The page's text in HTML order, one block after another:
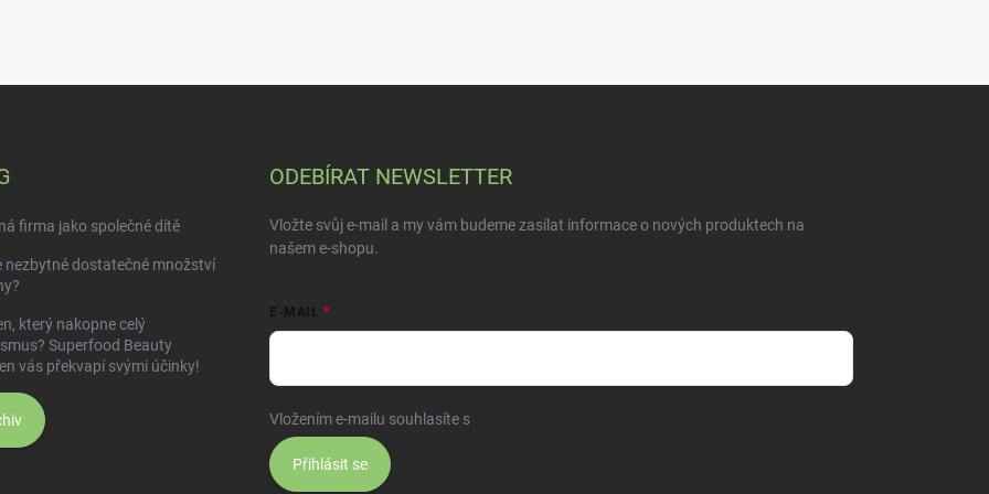
firma jako společné dítě
nezbytné dostatečné množství
který nakopne celý
Superfood Beauty
vás překvapí svými účinky!
ODEBÍRAT NEWSLETTER
Vložte svůj e-mail a my vám budeme zasílat informace o nových produktech na
našem e-shopu.
E-MAIL
Vložením e-mailu souhlasíte s
Přihlásit se